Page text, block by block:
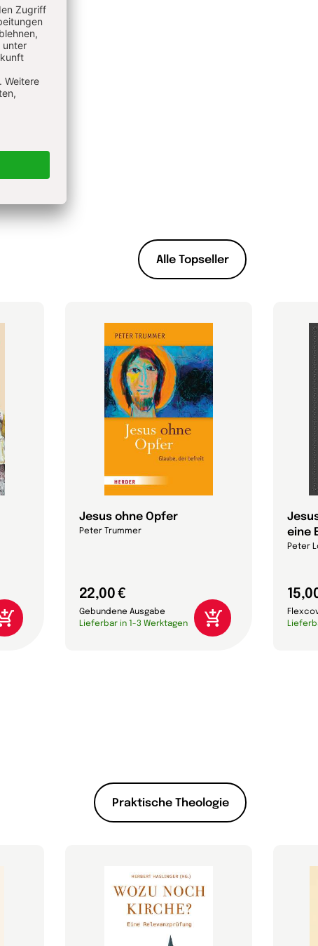
Alle Topseller
Jesus ohne Opfer
Peter Trummer
22,00 €
Gebundene Ausgabe
Lieferbar in 1-3 Werktagen
eine
Peter
Praktische Theologie